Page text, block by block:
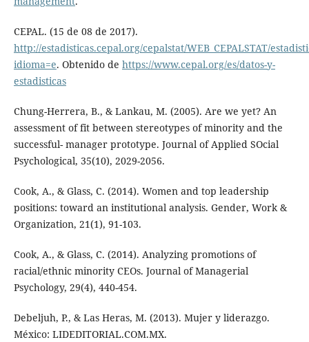
CEPAL. (15 de 08 de 2017).
http://estadisticas.cepal.org/cepalstat/WEB_CEPALSTAT/
idioma=e. Obtenido de https://www.cepal.org/es/datos-y-
estadisticas
Chung-Herrera, B., & Lankau, M. (2005). Are we yet? An
assessment of fit between stereotypes of minority and the
successful- manager prototype. Journal of Applied SOcial
Psychological, 35(10), 2029-2056.
Cook, A., & Glass, C. (2014). Women and top leadership
positions: toward an institutional analysis. Gender, Work &
Organization, 21(1), 91-103.
Cook, A., & Glass, C. (2014). Analyzing promotions of
racial/ethnic minority CEOs. Journal of Managerial
Psychology, 29(4), 440-454.
Debeljuh, P., & Las Heras, M. (2013). Mujer y liderazgo.
México: LIDEDITORIAL.COM.MX.